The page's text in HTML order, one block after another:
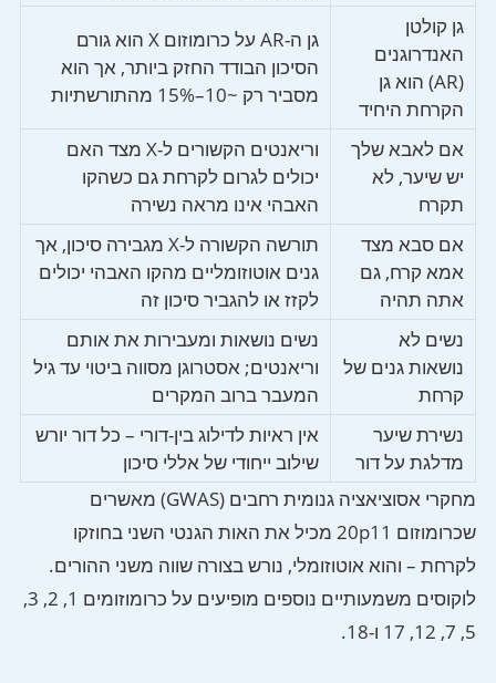
גן קולטן
האנדרוגנים
(AR) הוא גן
הקרחת היחיד
גן ה-AR על כרומוזום X הוא גורם
הסיכון הבודד החזק ביותר, אך הוא
מסביר רק ~10–15% מהתורשתיות
אם לאבא שלך
יש שיער, לא
תקרח
וריאנטים הקשורים ל-X מצד האם
יכולים לגרום לקרחת גם כשהקו
האבהי אינו מראה נשירה
אם סבא מצד
אמא קרח, גם
אתה תהיה
תורשה הקשורה ל-X מגבירה סיכון, אך
גנים אוטוזומליים מהקו האבהי יכולים
לקזז או להגביר סיכון זה
נשים לא
נושאות גנים של
קרחת
נשים נושאות ומעבירות את אותם
וריאנטים; אסטרוגן מסווה ביטוי עד גיל
המעבר ברוב המקרים
נשירת שיער
מדלגת על דור
אין ראיות לדילוג בין-דורי – כל דור יורש
שילוב ייחודי של אללי סיכון
מחקרי אסוציאציה גנומית רחבים (GWAS) מאשרים
שכרומוזום 20p11 מכיל את האות הגנטי השני בחוזקו
לקרחת – והוא אוטוזומלי, נורש בצורה שווה משני ההורים.
לוקוסים משמעותיים נוספים מופיעים על כרומוזומים 1, 2, 3,
5, 7, 12, 17 ו-18.